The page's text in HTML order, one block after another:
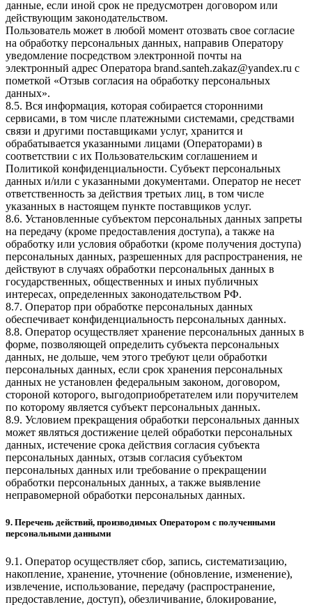
данные, если иной срок не предусмотрен договором или
действующим законодательством.
Пользователь может в любой момент отозвать свое согласие
на обработку персональных данных, направив Оператору
уведомление посредством электронной почты на
электронный адрес Оператора brand.santeh.zakaz@yandex.ru с
пометкой «Отзыв согласия на обработку персональных
данных».
8.5. Вся информация, которая собирается сторонними
сервисами, в том числе платежными системами, средствами
связи и другими поставщиками услуг, хранится и
обрабатывается указанными лицами (Операторами) в
соответствии с их Пользовательским соглашением и
Политикой конфиденциальности. Субъект персональных
данных и/или с указанными документами. Оператор не несет
ответственность за действия третьих лиц, в том числе
указанных в настоящем пункте поставщиков услуг.
8.6. Установленные субъектом персональных данных запреты
на передачу (кроме предоставления доступа), а также на
обработку или условия обработки (кроме получения доступа)
персональных данных, разрешенных для распространения, не
действуют в случаях обработки персональных данных в
государственных, общественных и иных публичных
интересах, определенных законодательством РФ.
8.7. Оператор при обработке персональных данных
обеспечивает конфиденциальность персональных данных.
8.8. Оператор осуществляет хранение персональных данных в
форме, позволяющей определить субъекта персональных
данных, не дольше, чем этого требуют цели обработки
персональных данных, если срок хранения персональных
данных не установлен федеральным законом, договором,
стороной которого, выгодоприобретателем или поручителем
по которому является субъект персональных данных.
8.9. Условием прекращения обработки персональных данных
может являться достижение целей обработки персональных
данных, истечение срока действия согласия субъекта
персональных данных, отзыв согласия субъектом
персональных данных или требование о прекращении
обработки персональных данных, а также выявление
неправомерной обработки персональных данных.
9. Перечень действий, производимых Оператором с полученными
персональными данными
9.1. Оператор осуществляет сбор, запись, систематизацию,
накопление, хранение, уточнение (обновление, изменение),
извлечение, использование, передачу (распространение,
предоставление, доступ), обезличивание, блокирование,